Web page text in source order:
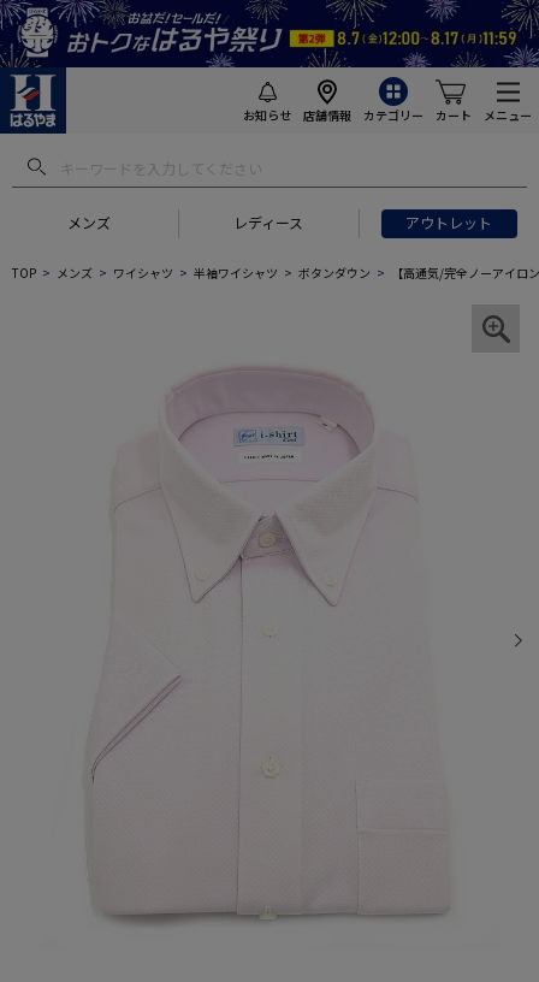
お知らせ 店舗情報 カテゴリー カート メニュー
メンズ レディース アウトレット
TOP メンズ ワイシャツ 半袖ワイシャツ ボタンダウン 【高通気/完全ノーアイロ